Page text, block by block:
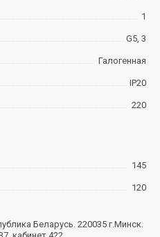
1
G5, 3
Галогенная
IP20
220
145
120
Беларусь. 220035 г.Минск.